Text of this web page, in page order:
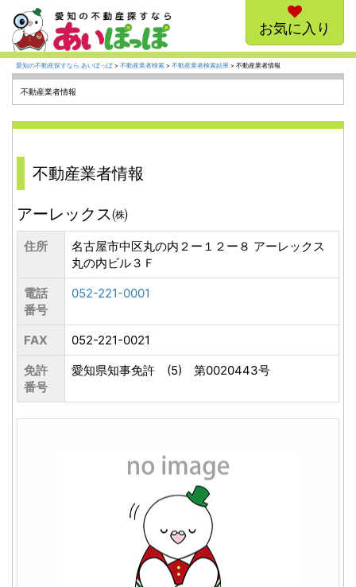
お気に入り
愛知の不動産探すなら あいぽっぽ> 不動産業者検索 > 不動産業者検索結果 > 不動産業者情報
不動産業者情報
不動産業者情報
アーレックス㈱
住所
名古屋市中区丸の内２ー１２ー８ アーレックス
丸の内ビル３Ｆ
電話
番号
052-221-0001
FAX
052-221-0021
免許
番号
愛知県知事免許 (5) 第0020443号